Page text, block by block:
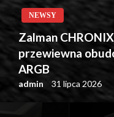
NEWSY
Zalman
przewiewna
ARGB
admin 31 lipca 2026